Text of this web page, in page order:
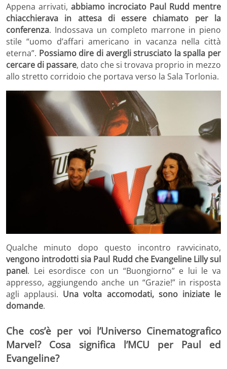
Appena arrivati, abbiamo incrociato Paul Rudd mentre
chiacchierava in attesa di essere chiamato per la
conferenza. Indossava un completo marrone in pieno
stile “uomo d’affari americano in vacanza nella città
eterna”. Possiamo dire di avergli strusciato la spalla per
cercare di passare, dato che si trovava proprio in mezzo
allo stretto corridoio che portava verso la Sala Torlonia.
Qualche minuto dopo questo incontro ravvicinato,
vengono introdotti sia Paul Rudd che Evangeline Lilly sul
panel. Lei esordisce con un “Buongiorno” e lui le va
appresso, aggiungendo anche un “Grazie!” in risposta
agli applausi. Una volta accomodati, sono iniziate le
domande.
Che cos’è per voi l’Universo Cinematografico
Marvel? Cosa significa l’MCU per Paul ed
Evangeline?